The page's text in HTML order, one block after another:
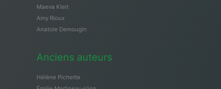
Maeva Kleit
Amy Rioux
Anatole Demougin
Anciens auteurs
Hélène Pichette